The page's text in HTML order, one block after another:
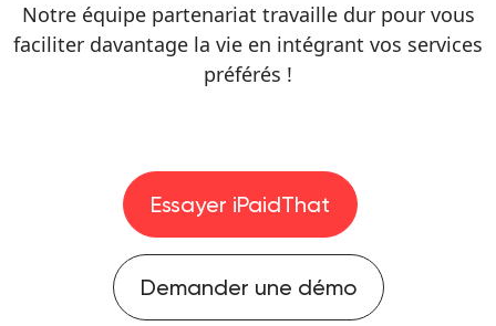
Notre équipe partenariat travaille dur pour vous
faciliter davantage la vie en intégrant vos services
préférés !
Essayer iPaidThat
Demander une démo